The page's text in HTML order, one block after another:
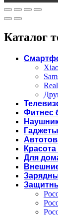
Каталог
Фитнес
Для